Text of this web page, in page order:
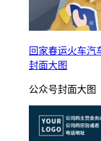
回家春运火车汽
封面大图
公众号封面大图